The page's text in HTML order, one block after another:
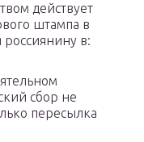
действует
штампа в
россиянину в:
сбор не
пересылка